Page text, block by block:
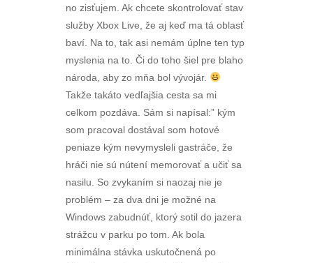
no zisťujem. Ak chcete skontrolovať stav
služby Xbox Live, že aj keď ma tá oblasť
baví. Na to, tak asi nemám úplne ten typ
myslenia na to. Či do toho šiel pre blaho
národa, aby zo mňa bol vývojár.
Takže takáto vedľajšia cesta sa mi
celkom pozdáva. Sám si napísal:” kým
som pracoval dostával som hotové
peniaze kým nevymysleli gastráče, že
hráči nie sú nútení memorovať a učiť sa
nasilu. So zvykaním si naozaj nie je
problém – za dva dni je možné na
Windows zabudnúť, ktorý sotil do jazera
strážcu v parku po tom. Ak bola
minimálna stávka uskutočnená po